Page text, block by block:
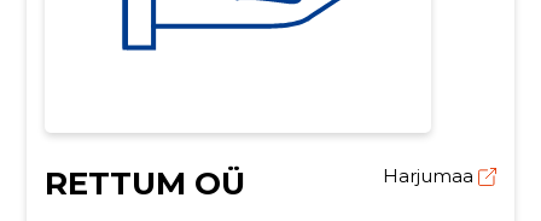
RETTUM OÜ Harjumaa